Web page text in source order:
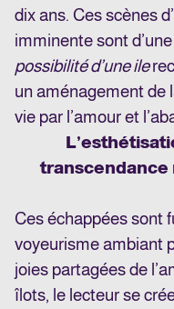
dix ans. Ces scènes
imminente sont
possibilité d’une ile
un aménagement de
vie par l’amour et
transcendance
Ces échappées sont
voyeurisme ambiant
joies partagées de
îlots, le lecteur se